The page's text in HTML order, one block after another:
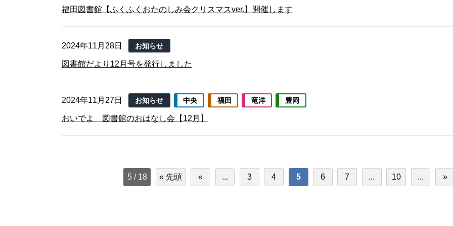
福田図書館【ふくふくおたのしみ会クリスマスver.】開催します
2024年11月28日 お知らせ
図書館だより12月号を発行しました
2024年11月27日 お知らせ 中央 福田 竜洋 豊岡
おいでよ 図書館のおはなし会【12月】
5 / 18 « 先頭 « ... 3 4 5 6 7 ... 10 ... »